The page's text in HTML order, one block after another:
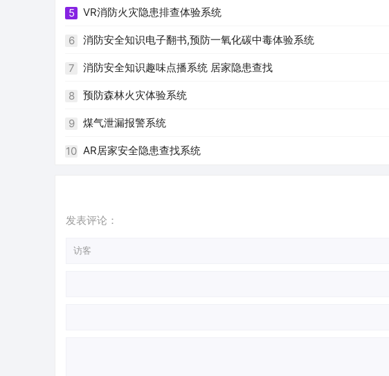
5 VR消防火灾隐患排查体验系统
6 消防安全知识电子翻书,预防一氧化碳中毒体验系统
7 消防安全知识趣味点播系统 居家隐患查找
8 预防森林火灾体验系统
9 煤气泄漏报警系统
10 AR居家安全隐患查找系统
发表评论：